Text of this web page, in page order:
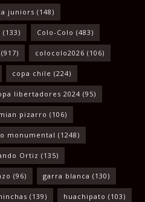
juniors (148)
(133) Colo-Colo (483)
(917) colocolo2026 (106)
copa chile (224)
libertadores 2024 (95)
pizarro (106)
monumental (1248)
Ortiz (135)
(96) garra blanca (130)
(139) huachipato (103)